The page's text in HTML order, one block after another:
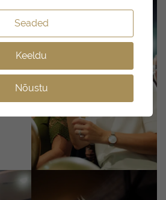
Seaded
Keeldu
Nõustu